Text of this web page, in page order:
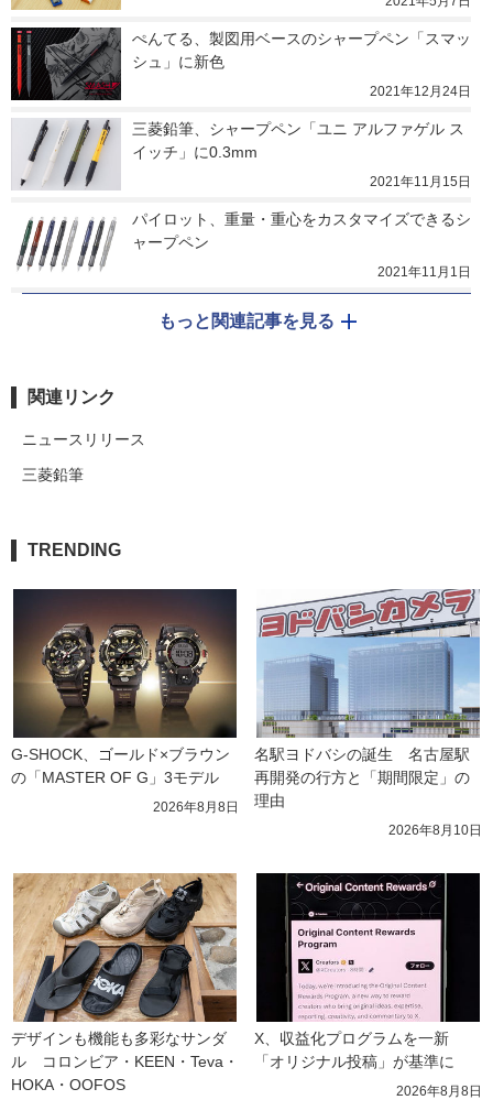
ぺんてる、製図用ベースのシャープペン「スマッ
シュ」に新色
2021年12月24日
三菱鉛筆、シャープペン「ユニ アルファゲル ス
イッチ」に0.3mm
2021年11月15日
パイロット、重量・重心をカスタマイズできるシ
ャープペン
2021年11月1日
もっと関連記事を見る
関連リンク
ニュースリリース
三菱鉛筆
TRENDING
G-SHOCK、ゴールド×ブラウン
の「MASTER OF G」3モデル
2026年8月8日
名駅ヨドバシの誕生　名古屋駅
再開発の行方と「期間限定」の
理由
2026年8月10日
デザインも機能も多彩なサンダ
ル　コロンビア・KEEN・Teva・
HOKA・OOFOS
X、収益化プログラムを一新
「オリジナル投稿」が基準に
2026年8月8日